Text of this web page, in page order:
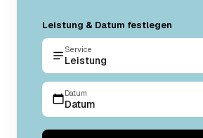
Leistung & Datum festlegen
Service
Leistung
Datum
Datum